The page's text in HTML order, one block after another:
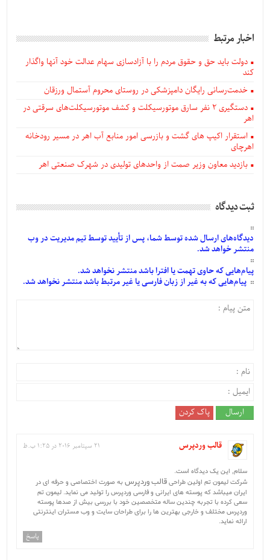
اخبار مرتبط
دولت باید حق و حقوق مردم را با آزادسازی سهام عدالت خود آنها واگذار
کند
خدمت‌رسانی رایگان دامپزشکی در روستای محروم آستمال ورزقان
دستگيری ۲ نفر سارق موتورسیکلت و کشف موتورسیکلت‌های سرقتی در
اهر
استقرار اکیپ های گشت و بازرسی امور منابع آب اهر در مسیر رودخانه
اهرچای
بازدید معاون وزیر صمت از واحدهای تولیدی در شهرک صنعتی اهر
ثبت دیدگاه
دیدگاه‌هایارسالشدهتوسط شما، پس ازتأییدتوسط تیم مدیریت در وب
منتشر خواهد شد.
پیام‌هاییکه حاوی تهمت یا افترا باشد منتشر نخواهد شد.
پیام‌هاییکه به غیر از زبان فارسی یا غیر مرتبط باشد منتشر نخواهد شد.
قالب وردپرس 21 سپتامبر 2016 در 1:25 ب.ظ
سلام, این یک دیدگاه است.
شرکت لیمون تم اولین طراحیقالب وردپرس به صورت اختصاصی و حرفه ای در
ایران میباشد که پوسته های ایرانی و فارسی وردپرس را تولید می نماید. لیمون تم
سعی کرده با تجربه چندین ساله متخصصین خود با بررسی بیش از صدها پوسته
وردپرس مختلف و خارجی بهترین ها را برای طراحان سایت و وب مستران اینترنتی
ارائه نماید.
پاسخ